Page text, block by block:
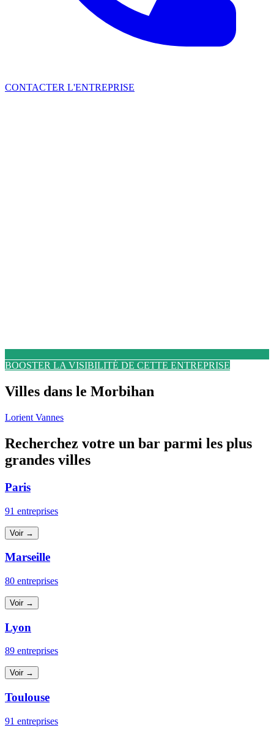
CONTACTER L'ENTREPRISE
BOOSTER LA VISIBILITÉ DE CETTE ENTREPRISE
Villes dans le Morbihan
Lorient Vannes
Recherchez votre un bar parmi les plus
grandes villes
Paris
91 entreprises
Voir →
Marseille
80 entreprises
Voir →
Lyon
89 entreprises
Voir →
Toulouse
91 entreprises